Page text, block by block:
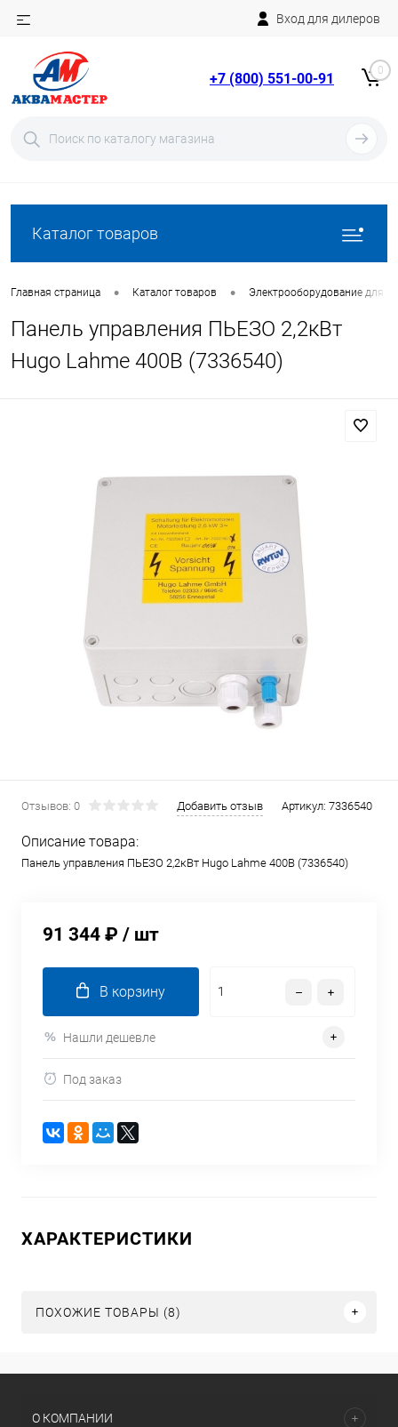
Вход для дилеров
+7 (800) 551-00-91 0
Каталог товаров
Главная страница • Каталог товаров • Электрооборудование для
Панель управления ПЬЕЗО 2,2кВт
Hugo Lahme 400В (7336540)
Отзывов: 0 Добавить отзыв Артикул: 7336540
Описание товара:
Панель управления ПЬЕЗО 2,2кВт Hugo Lahme 400В (7336540)
91 344 ₽ / шт
В корзину
Нашли дешевле
Под заказ
ХАРАКТЕРИСТИКИ
ПОХОЖИЕ ТОВАРЫ (8)
О КОМПАНИИ